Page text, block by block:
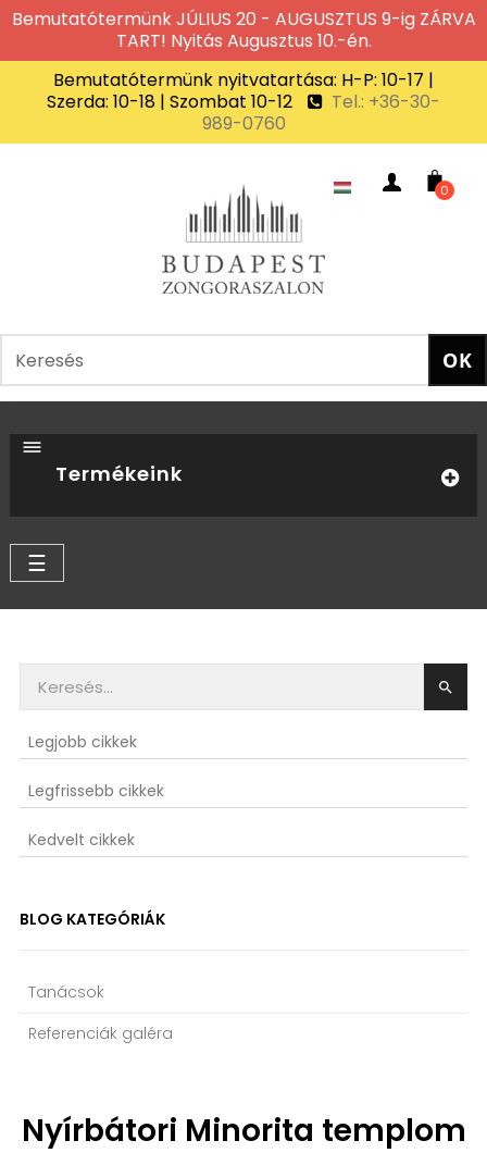
Bemutatótermünk JÚLIUS 20 - AUGUSZTUS 9-ig ZÁRVA
TART! Nyitás Augusztus 10.-én.
Bemutatótermünk nyitvatartása: H-P: 10-17 |
Szerda: 10-18 | Szombat 10-12
Tel.: +36-30-
989-0760
0
Termékeink
Váltás
a
navigációhoz
☰

Legjobb cikkek
Legfrissebb cikkek
Kedvelt cikkek
BLOG KATEGÓRIÁK
Tanácsok
Referenciák galéra
Nyírbátori Minorita templom